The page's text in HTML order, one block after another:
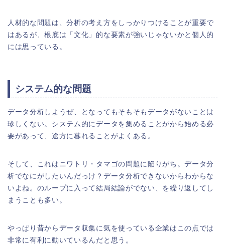
人材的な問題は、分析の考え方をしっかりつけることが重要で
はあるが、根底は「文化」的な要素が強いじゃないかと個人的
には思っている。
システム的な問題
データ分析しようぜ、となってもそもそもデータがないことは
珍しくない。システム的にデータを集めることがから始める必
要があって、途方に暮れることがよくある。
そして、これはニワトリ・タマゴの問題に陥りがち。データ分
析でなにがしたいんだっけ？データ分析できないからわからな
いよね。のループに入って結局結論がでない、を繰り返してし
まうことも多い。
やっぱり昔からデータ収集に気を使っている企業はこの点では
非常に有利に動いているんだと思う。